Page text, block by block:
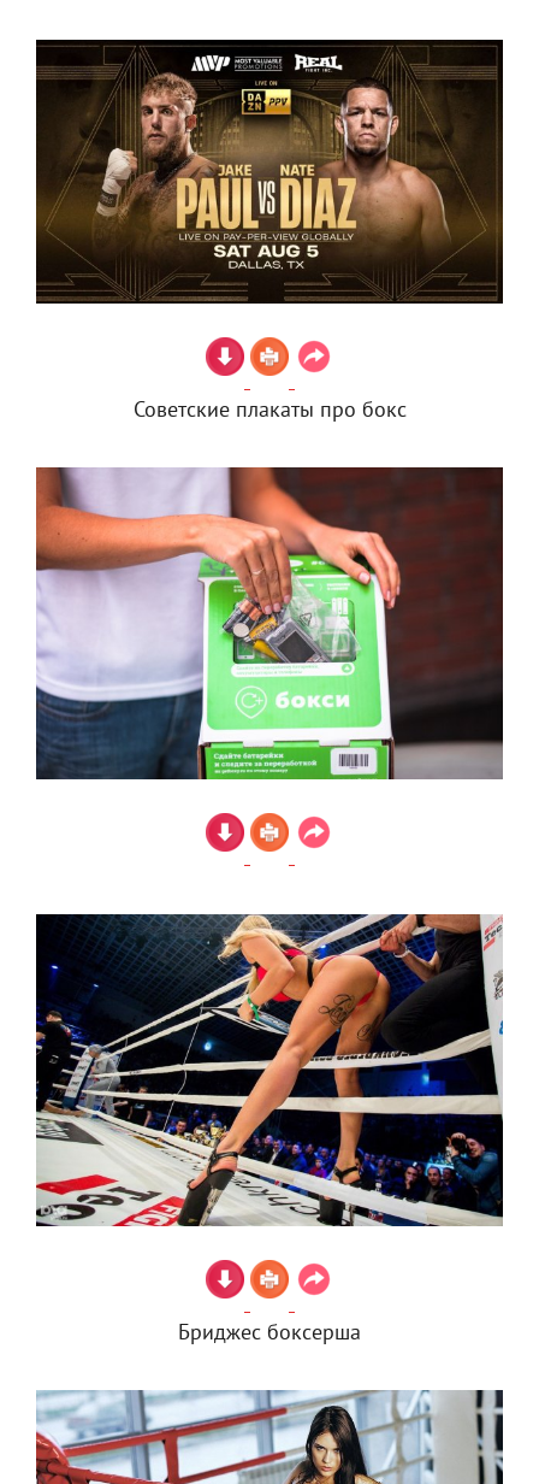
Советские плакаты про бокс
Бриджес боксерша